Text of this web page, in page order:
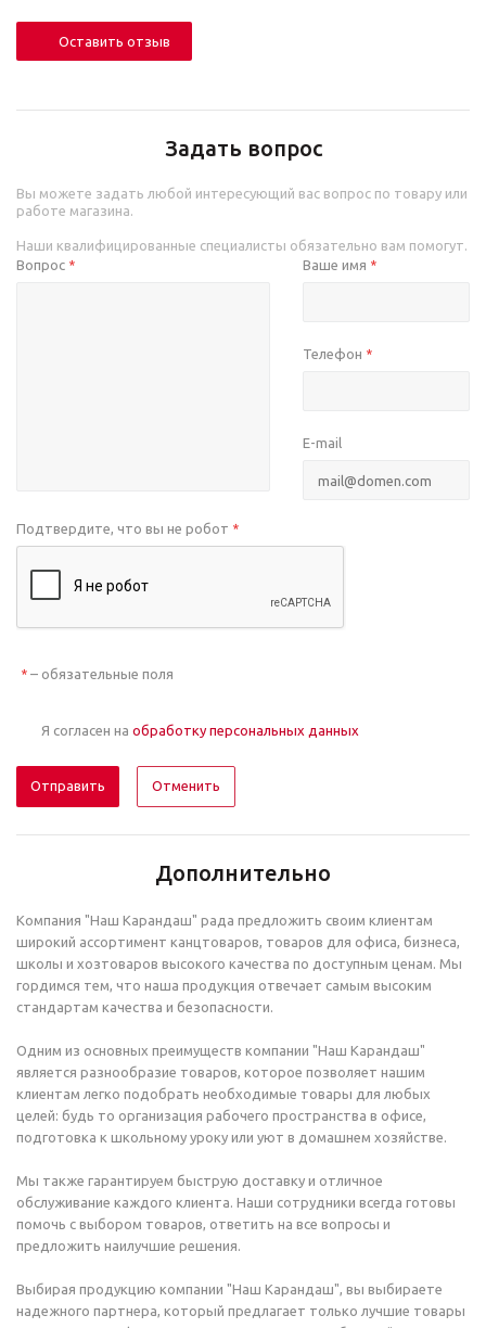
Оставить отзыв
Задать вопрос
Вы можете задать любой интересующий вас вопрос по товару или
работе магазина.
Наши квалифицированные специалисты обязательно вам помогут.
Вопрос * Ваше имя *
Телефон *
E-mail
Подтвердите, что вы не робот *
* – обязательные поля
Я согласен на обработку персональных данных
Отменить
Дополнительно
Компания "Наш Карандаш" рада предложить своим клиентам
широкий ассортимент канцтоваров, товаров для офиса, бизнеса,
школы и хозтоваров высокого качества по доступным ценам. Мы
гордимся тем, что наша продукция отвечает самым высоким
стандартам качества и безопасности.
Одним из основных преимуществ компании "Наш Карандаш"
является разнообразие товаров, которое позволяет нашим
клиентам легко подобрать необходимые товары для любых
целей: будь то организация рабочего пространства в офисе,
подготовка к школьному уроку или уют в домашнем хозяйстве.
Мы также гарантируем быструю доставку и отличное
обслуживание каждого клиента. Наши сотрудники всегда готовы
помочь с выбором товаров, ответить на все вопросы и
предложить наилучшие решения.
Выбирая продукцию компании "Наш Карандаш", вы выбираете
надежного партнера, который предлагает только лучшие товары